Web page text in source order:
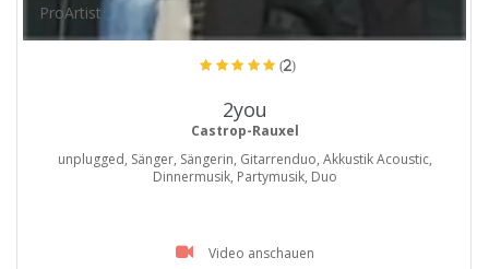
ProArtist
(2)
2you
Castrop-Rauxel
unplugged, Sänger, Sängerin, Gitarrenduo, Akkustik Acoustic,
Dinnermusik, Partymusik, Duo
Video anschauen